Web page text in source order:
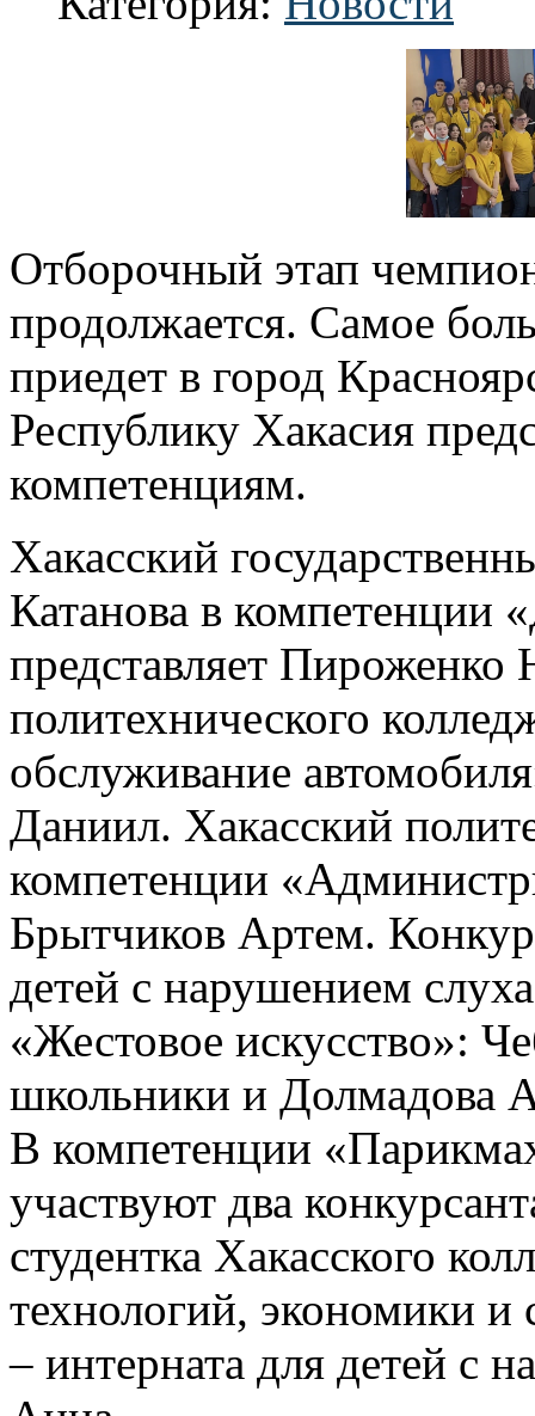
Отборочный этап
продолжается. Самое
приедет в город
Республику Хакасия
компетенциям.
Хакасский
Катанова в компетенции
представляет Пироженко
политехнического
обслуживание
Даниил. Хакасский
компетенции
Брытчиков Артем.
детей с нарушением
«Жестовое искусство»:
школьники и Долмадова
В компетенции
участвуют два
студентка Хакасского
технологий, экономики
– интерната для детей с